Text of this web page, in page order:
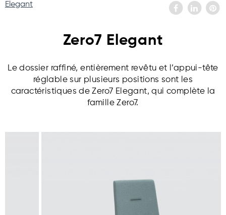
Elegant
Zero7 Elegant
Le dossier raffiné, entièrement revêtu et l’appui-tête
réglable sur plusieurs positions sont les
caractéristiques de Zero7 Elegant, qui complète la
famille Zero7.